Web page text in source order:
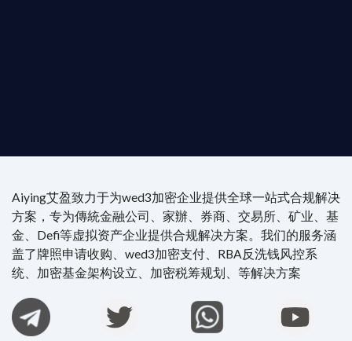
Aiying艾盈致力于为wed3加密企业提供全球一站式合规解决
方案，专为傳統金融公司、家辦、券商、交易所、矿业、基
金、Defi等虚拟资产企业提供合规解决方案。我们的服务涵
盖了牌照申请收购、wed3加密支付、RBA反洗钱风控系
统、加密基金架构设立、加密税筹规划、等解决方案